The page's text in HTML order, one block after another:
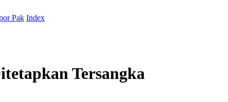
Pak Index
Tersangka